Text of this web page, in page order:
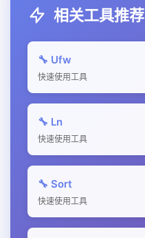
相关工具推荐
🔧 Ufw
快速使用工具
🔧 Ln
快速使用工具
🔧 Sort
快速使用工具